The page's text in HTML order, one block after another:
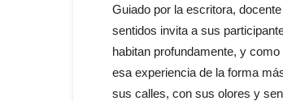
Guiado por la escritora,
sentidos invita a sus
habitan profundamente, y
esa experiencia de la forma
sus calles, con sus olores y